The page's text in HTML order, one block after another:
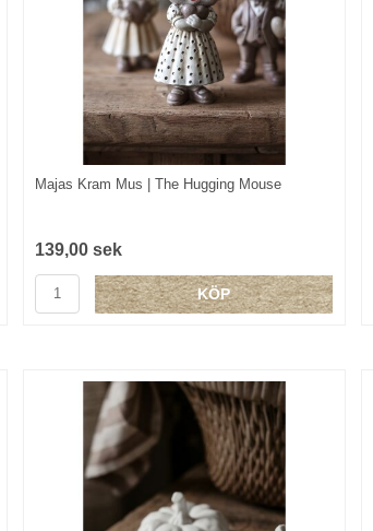
Majas Kram Mus | The Hugging Mouse
139,00 sek
KÖP